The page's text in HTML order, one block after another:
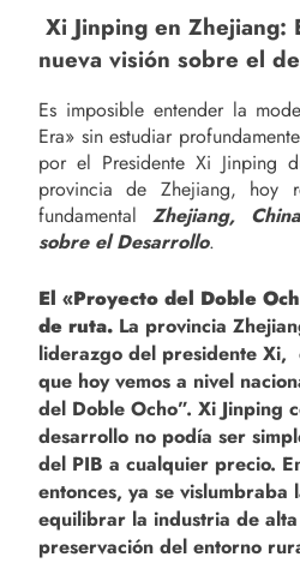
Xi Jinping en Zhejiang:
nueva visión sobre el
Es imposible entender la
Era» sin estudiar
por el Presidente Xi Jinping
provincia de Zhejiang, hoy
fundamental Zhejiang,
sobre el Desarrollo.
El «Proyecto del Doble
de ruta. La provincia
liderazgo del presidente
que hoy vemos a nivel
del Doble Ocho”. Xi Jinping
desarrollo no podía ser
del PIB a cualquier precio.
entonces, ya se vislumbraba
equilibrar la industria de
preservación del entorno